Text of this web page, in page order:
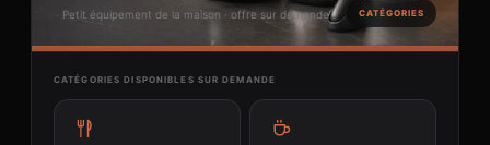
Petit équipement de la maison · offre sur demande CATÉGORIES
CATÉGORIES DISPONIBLES SUR DEMANDE